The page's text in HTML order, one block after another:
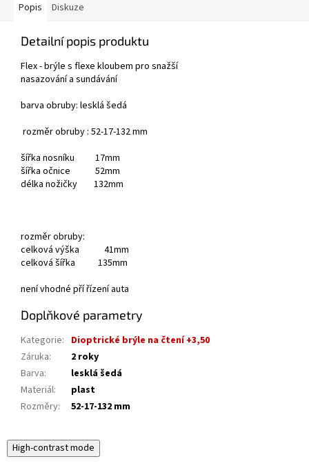
Popis Diskuze
Detailní popis produktu
Flex - brýle s flexe kloubem pro snažší
nasazování a sundávání
barva obruby: lesklá šedá
rozměr obruby : 52-17-132 mm
šířka nosníku 17mm
šířka očnice 52mm
délka nožičky 132mm
rozměr obruby:
celková výška 41mm
celková šířka 135mm
není vhodné pří řízení auta
Doplňkové parametry
Kategorie: Dioptrické brýle na čtení +3,50
Záruka:
2 roky
Barva:
lesklá šedá
Materiál:
plast
Rozměry: 52-17-132 mm
High-contrast mode